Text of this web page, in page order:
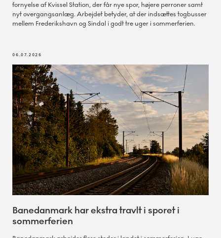
fornyelse af Kvissel Station, der får nye spor, højere perroner samt
nyt overgangsanlæg. Arbejdet betyder, at der indsættes togbusser
mellem Frederikshavn og Sindal i godt tre uger i sommerferien.
06.07.2026
Banedanmark har ekstra travlt i sporet i
sommerferien